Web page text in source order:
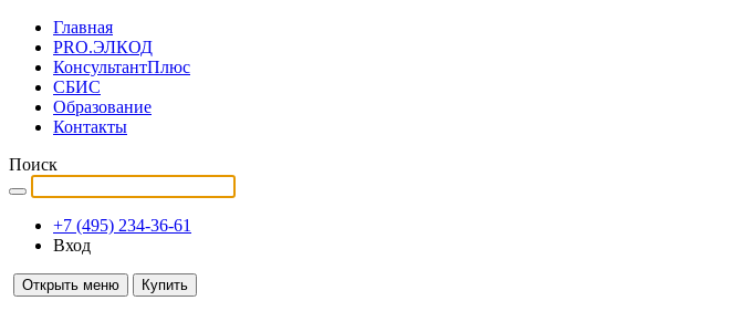
Главная
PRO.ЭЛКОД
КонсультантПлюс
СБИС
Образование
Контакты
Поиск
+7 (495) 234-36-61
Вход
Открыть меню Купить